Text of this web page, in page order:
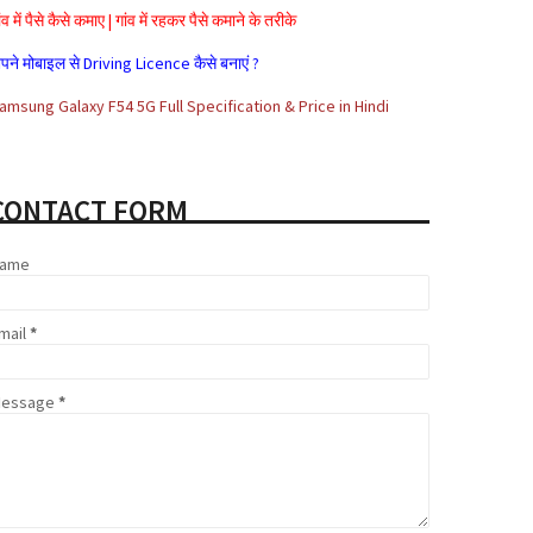
card se loan kaise milta hai
Marketing क्या है और इससे पैसे कैसे कमाए
Adsense Kya Hai और इससे पैसे कैसे कमाए
FORM
*
*